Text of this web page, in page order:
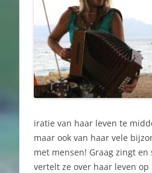
iratie van haar leven te
maar ook van haar vele
met mensen! Graag zingt en
vertelt ze over haar leven